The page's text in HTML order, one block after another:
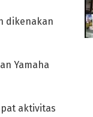
dikenakan
Yamaha
aktivitas